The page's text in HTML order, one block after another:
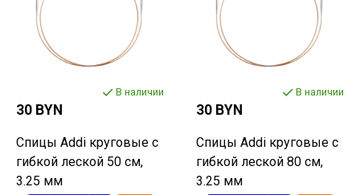
В наличии
30 BYN
Спицы Addi круговые с
гибкой леской 50 см,
3.25 мм
В наличии
30 BYN
Спицы Addi круговые с
гибкой леской 80 см,
3.25 мм